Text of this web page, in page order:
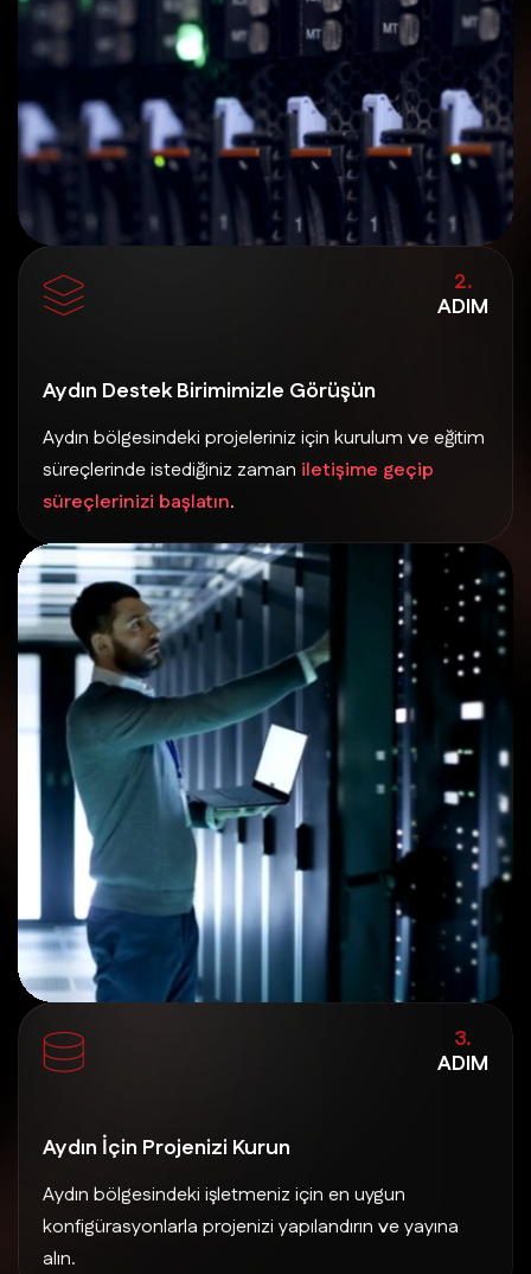
2.
ADIM
Aydın Destek Birimimizle Görüşün
Aydın bölgesindeki projeleriniz için kurulum ve eğitim
süreçlerinde istediğiniz zaman iletişime geçip
süreçlerinizi başlatın.
3.
ADIM
Aydın İçin Projenizi Kurun
Aydın bölgesindeki işletmeniz için en uygun
konfigürasyonlarla projenizi yapılandırın ve yayına
alın.